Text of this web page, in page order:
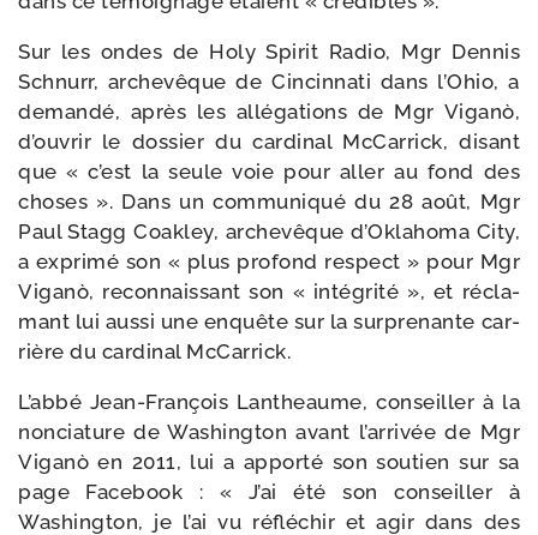
Sur les ondes de Holy Spirit Radio, Mgr Dennis
Schnurr, arche­vêque de Cincinnati dans l’Ohio, a
deman­dé, après les allé­ga­tions de Mgr Viganò,
d’ouvrir le dos­sier du car­di­nal McCarrick, disant
que « c’est la seule voie pour aller au fond des
choses ». Dans un com­mu­ni­qué du 28 août, Mgr
Paul Stagg Coakley, arche­vêque d’Oklahoma City,
a expri­mé son « plus pro­fond res­pect » pour Mgr
Viganò, recon­nais­sant son « inté­gri­té », et récla­
mant lui aus­si une enquête sur la sur­pre­nante car­
rière du car­di­nal McCarrick.
L’abbé Jean-​François Lantheaume, conseiller à la
non­cia­ture de Washington avant l’arrivée de Mgr
Viganò en 2011, lui a appor­té son sou­tien sur sa
page Facebook : « J’ai été son conseiller à
Washington, je l’ai vu réflé­chir et agir dans des